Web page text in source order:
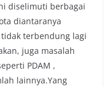
diselimuti berbagai
diantaranya
tidak terbendung lagi
juga masalah
PDAM ,
lainnya.Yang